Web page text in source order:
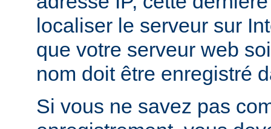
localiser le serveur sur
que votre serveur web
nom doit être enregistré
Si vous ne savez pas